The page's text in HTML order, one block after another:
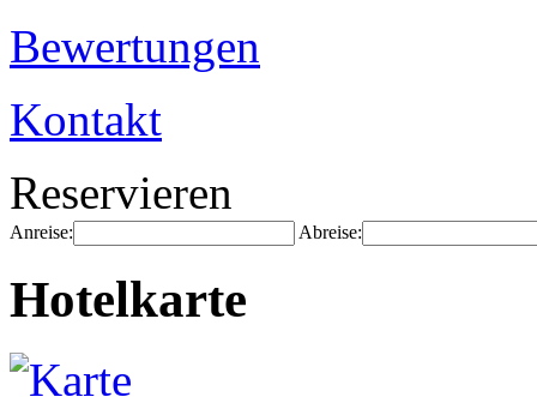
Bewertungen
Kontakt
Reservieren
Anreise: Abreise:
Hotelkarte